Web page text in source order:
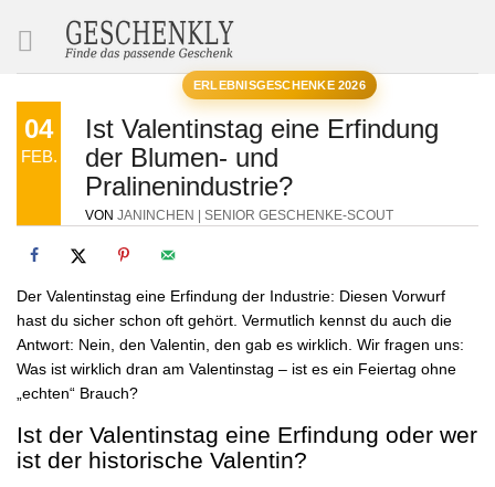
ERLEBNISGESCHENKE 2026
04
FEB.
Ist Valentinstag eine Erfindung
der Blumen- und
Pralinenindustrie?
VON JANINCHEN | SENIOR GESCHENKE-SCOUT
Der Valentinstag eine Erfindung der Industrie: Diesen Vorwurf
hast du sicher schon oft gehört. Vermutlich kennst du auch die
Antwort: Nein, den Valentin, den gab es wirklich. Wir fragen uns:
Was ist wirklich dran am Valentinstag – ist es ein Feiertag ohne
„echten“ Brauch?
Ist der Valentinstag eine Erfindung oder wer
ist der historische Valentin?